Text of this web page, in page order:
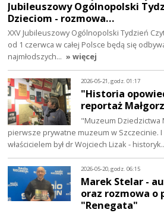
Jubileuszowy Ogólnopolski
Dzieciom - rozmowa…
XXV Jubileuszowy Ogólnopolski Tydzień
od 1 czerwca w całej Polsce będą się
najmłodszych… » więcej
2026-05-21, godz. 01:17
"Historia
reportaż
"Muzeum Dziedzictwa
pierwsze prywatne muzeum w Szczecinie. I
właścicielem był dr Wojciech Lizak -
2026-05-20, godz. 06:15
Marek Stelar -
oraz rozmowa o
"Renegata"